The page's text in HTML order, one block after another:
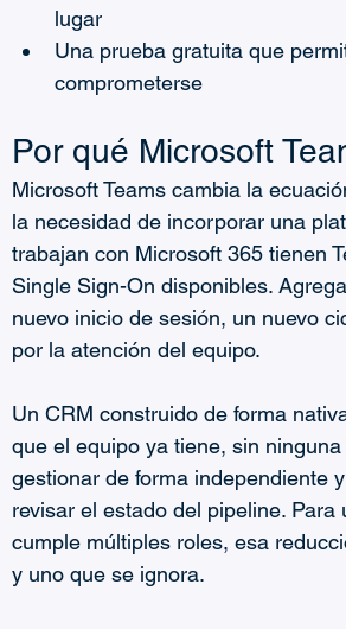
lugar
Una prueba gratuita que
comprometerse
Por qué Microsoft
Microsoft Teams cambia la
la necesidad de incorporar una
trabajan con Microsoft 365 tienen
Single Sign-On disponibles.
nuevo inicio de sesión, un nuevo
por la atención del equipo.
Un CRM construido de forma
que el equipo ya tiene, sin
gestionar de forma independiente
revisar el estado del pipeline.
cumple múltiples roles, esa
y uno que se ignora.